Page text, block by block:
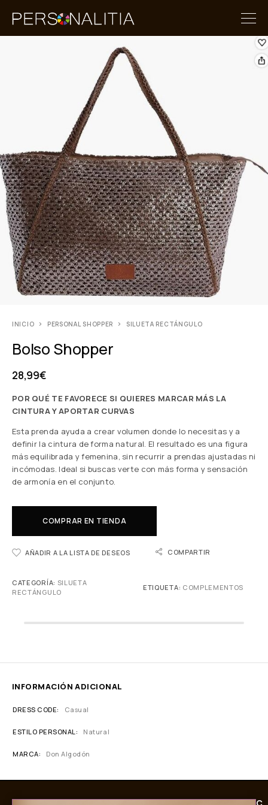
INICIO PERSONAL SHOPPER SILUETA RECTÁNGULO
Bolso Shopper
28,99€
POR QUÉ TE FAVORECE SI QUIERES MARCAR MÁS LA
CINTURA Y APORTAR CURVAS
Esta prenda ayuda a crear volumen donde lo necesitas y a
definir la cintura de forma natural. El resultado es una figura
más equilibrada y femenina, sin recurrir a prendas ajustadas ni
incómodas. Ideal si buscas verte con más forma y sensación
de armonía en el conjunto.
COMPRAR EN TIENDA
AÑADIR A LA LISTA DE DESEOS COMPARTIR
CATEGORÍA: SILUETA
RECTÁNGULO
ETIQUETA: COMPLEMENTOS
INFORMACIÓN ADICIONAL
DRESS CODE Casual
ESTILO PERSONAL Natural
MARCA Don Algodón